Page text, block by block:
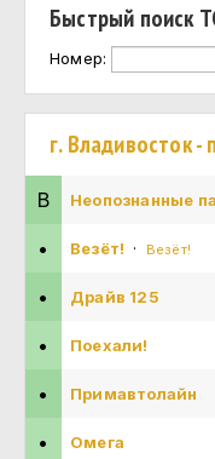
Быстрый поиск
Номер:
г. Владивосток -
В Неопознанные
• Везёт! · Везёт!
• Драйв 125
• Поехали!
• Примавтолайн
• Омега